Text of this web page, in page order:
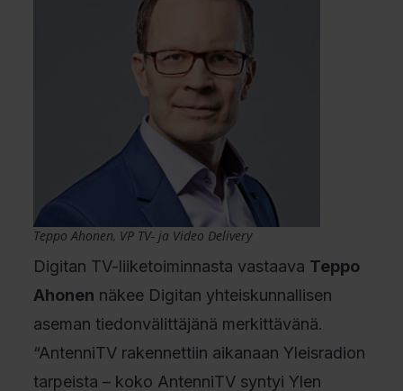
Teppo Ahonen, VP TV- ja Video Delivery
Digitan TV-liiketoiminnasta vastaava Teppo
Ahonen näkee Digitan yhteiskunnallisen
aseman tiedonvälittäjänä merkittävänä.
“AntenniTV rakennettiin aikanaan Yleisradion
tarpeista – koko AntenniTV syntyi Ylen